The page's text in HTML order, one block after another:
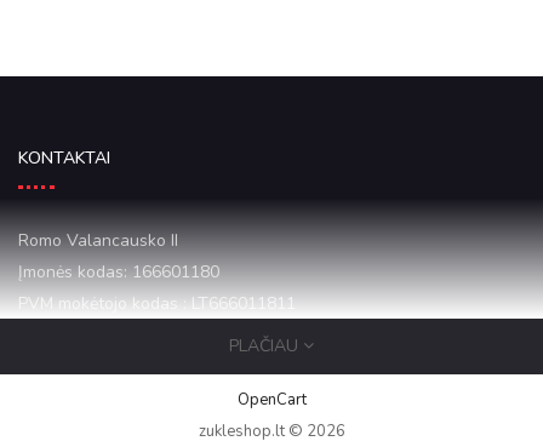
KONTAKTAI
Romo Valancausko II
Įmonės kodas: 166601180
PVM mokėtojo kodas : LT666011811
Mazeikiai Draugystes 16-1
zukleshop12@gmail.com
PLAČIAU
OpenCart
zukleshop.lt © 2026